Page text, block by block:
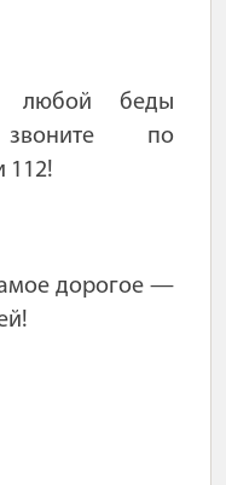
любой беды
звоните по
112!
дорогое —